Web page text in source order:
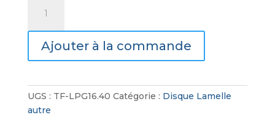
Disque
Lamelle
Céramique
Ajouter à la commande
UGS : TF-LPG16.40 Catégorie : Disque Lamelle
autre